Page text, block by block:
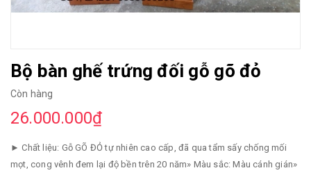
Bộ bàn ghế trứng đối gỗ gõ đỏ
Còn hàng
26.000.000₫
► Chất liệu: Gỗ GÕ ĐỎ tự nhiên cao cấp, đã qua tẩm sấy chống mối
mọt, cong vênh đem lại độ bền trên 20 năm» Màu sắc: Màu cánh gián»